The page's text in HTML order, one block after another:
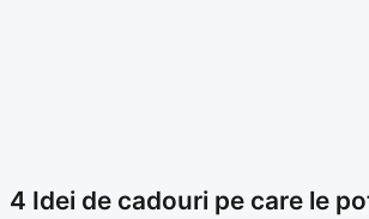
4 Idei de cadouri pe care le